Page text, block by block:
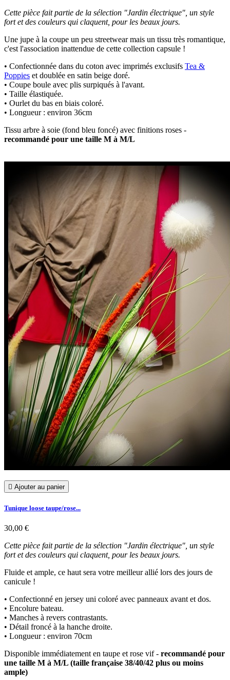
Cette pièce fait partie de la sélection "Jardin électrique", un style
fort et des couleurs qui claquent, pour les beaux jours.
Une jupe à la coupe un peu streetwear mais un tissu très romantique,
c'est l'association inattendue de cette collection capsule !
• Confectionnée dans du coton avec imprimés exclusifs Tea &
Poppies et doublée en satin beige doré.
• Coupe boule avec plis surpiqués à l'avant.
• Taille élastiquée.
• Ourlet du bas en biais coloré.
• Longueur : environ 36cm
Tissu arbre à soie (fond bleu foncé) avec finitions roses -
recommandé pour une taille M à M/L
 Ajouter au panier
Tunique loose taupe/rose...
30,00 €
Cette pièce fait partie de la sélection "Jardin électrique", un style
fort et des couleurs qui claquent, pour les beaux jours.
Fluide et ample, ce haut sera votre meilleur allié lors des jours de
canicule !
• Confectionné en jersey uni coloré avec panneaux avant et dos.
• Encolure bateau.
• Manches à revers contrastants.
• Détail froncé à la hanche droite.
• Longueur : environ 70cm
Disponible immédiatement en taupe et rose vif - recommandé pour
une taille M à M/L (taille française 38/40/42 plus ou moins
ample)